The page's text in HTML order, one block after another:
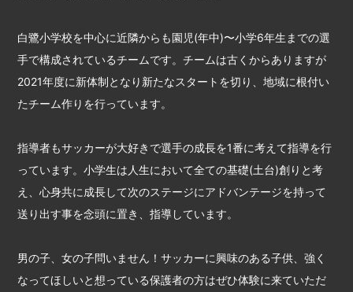
白鷺小学校を中心に近隣からも園児(年中)〜小学6年生までの選
手で構成されているチームです。チームは古くからありますが
2021年度に新体制となり新たなスタートを切り、地域に根付い
たチーム作りを行っています。
指導者もサッカーが大好きで選手の成長を1番に考えて指導を行
っています。小学生は人生において全ての基礎(土台)創りと考
え、心身共に成長して次のステージにアドバンテージを持って
送り出す事を念頭に置き、指導しています。
男の子、女の子問いません！サッカーに興味のある子供、強く
なってほしいと想っている保護者の方はぜひ体験に来ていただ